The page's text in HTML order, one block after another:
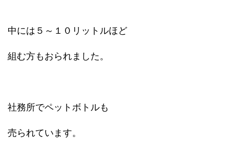
中には５～１０リットルほど
組む方もおられました。
社務所でペットボトルも
売られています。